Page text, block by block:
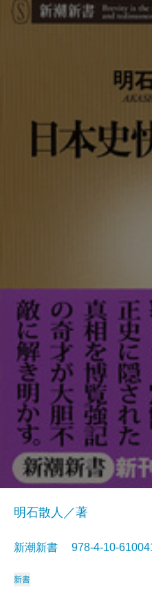
明石散人／著
新潮新書 978-4-10-
新書